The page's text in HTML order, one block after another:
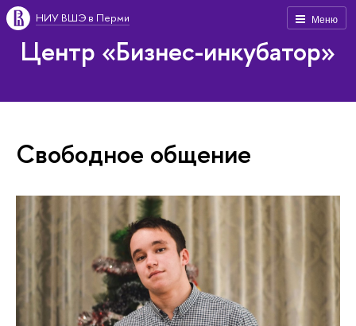
Меню
НИУ ВШЭ в Перми
Центр «Бизнес-инкубатор»
Свободное общение